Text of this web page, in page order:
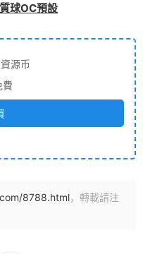
球OC預設
資源币
費
8788.html，轉載請注